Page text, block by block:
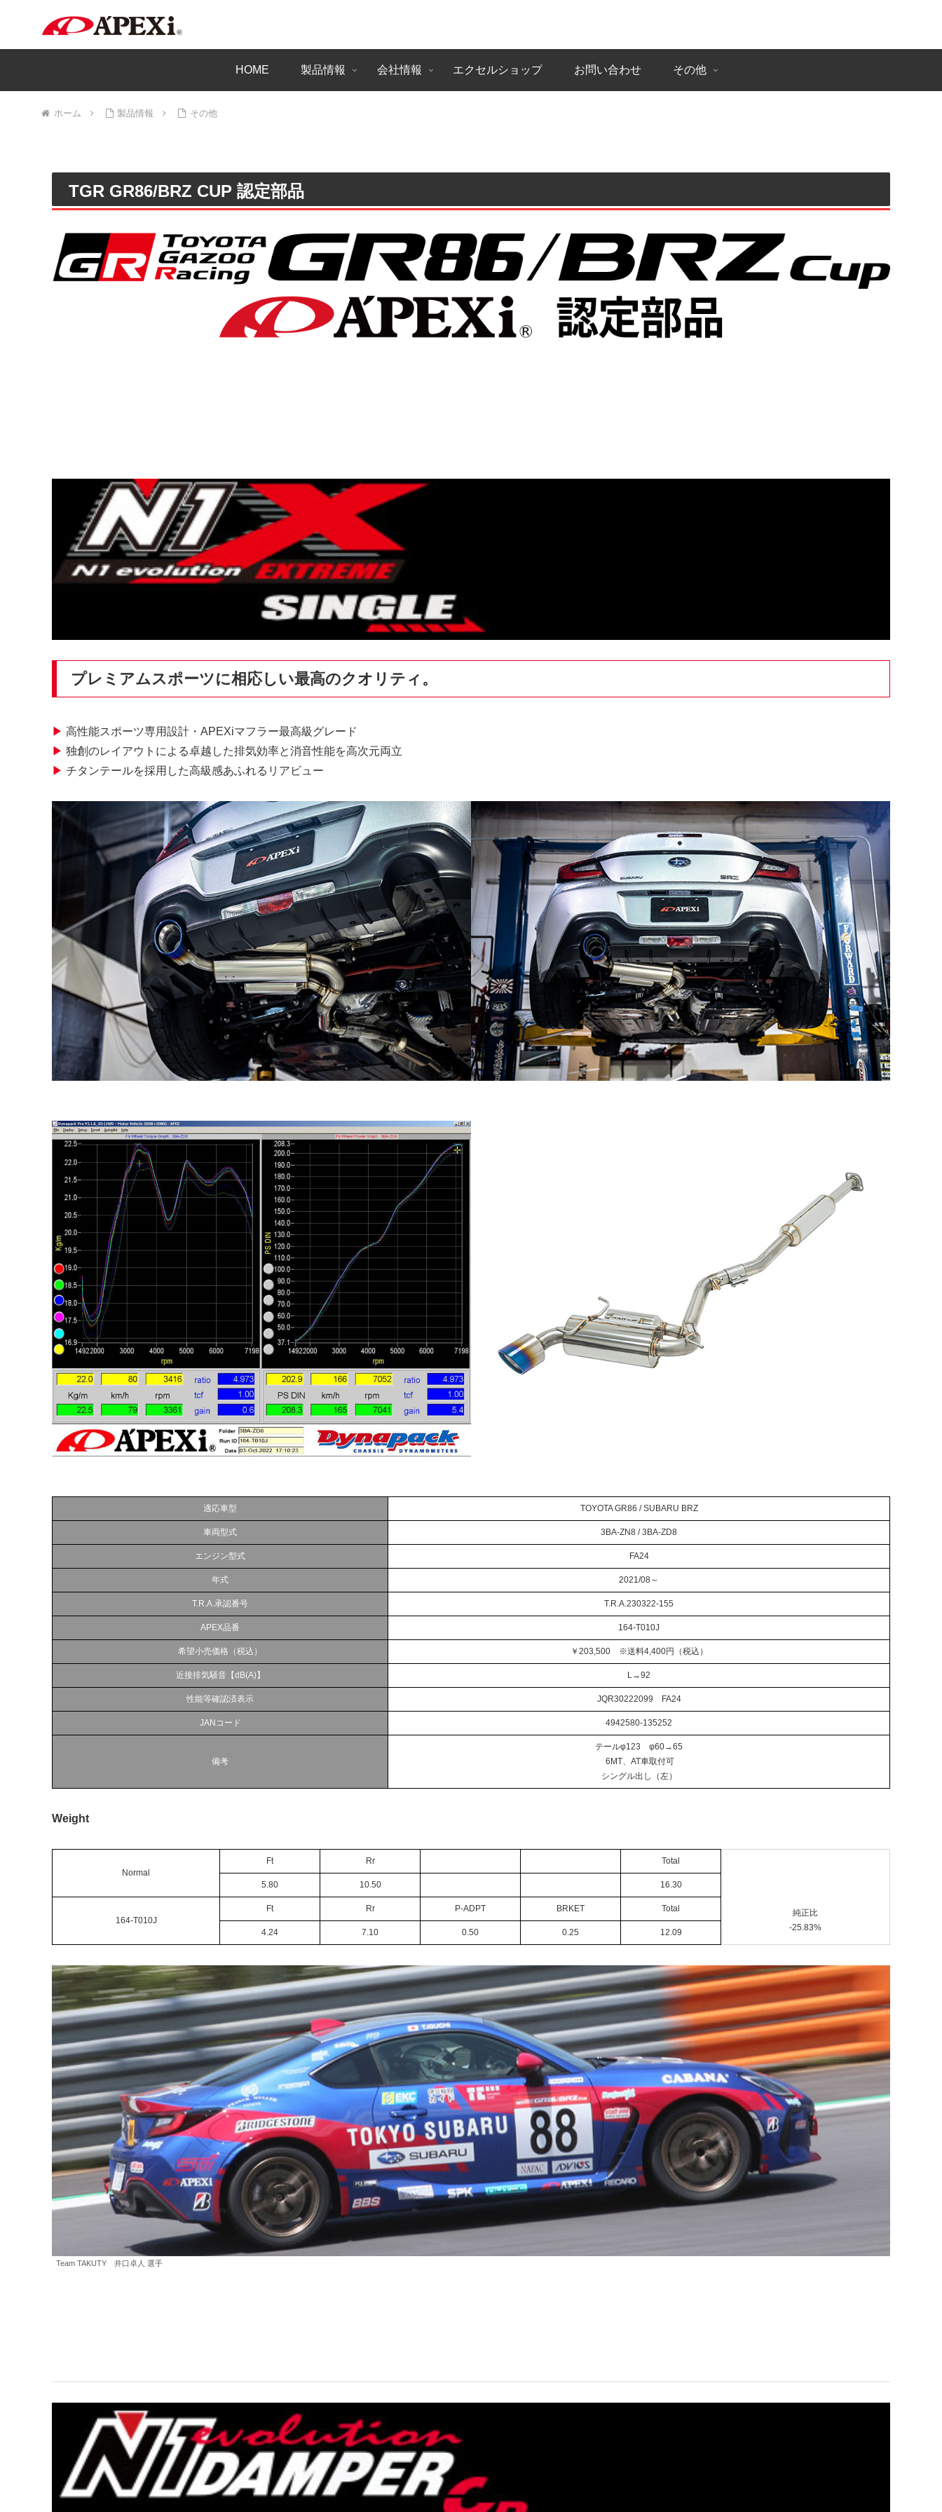
HOME 製品情報 会社情報 エクセルショップ お問い合わせ その他
ホーム 製品情報 その他
TGR GR86/BRZ CUP 認定部品
プレミアムスポーツに相応しい最高のクオリティ。
▶ 高性能スポーツ専用設計・APEXiマフラー最高級グレード
▶ 独創のレイアウトによる卓越した排気効率と消音性能を高次元両立
▶ チタンテールを採用した高級感あふれるリアビュー
適応車型 TOYOTA GR86 / SUBARU BRZ
車両型式 3BA-ZN8 / 3BA-ZD8
エンジン型式 FA24
年式 2021/08～
T.R.A.承認番号 T.R.A.230322-155
APEX品番 164-T010J
希望小売価格（税込） ￥203,500 ※送料4,400円（税込）
近接排気騒音【dB(A)】 L→92
性能等確認済表示 JQR30222099 FA24
JANコード 4942580-135252
備考
テールφ123 φ60→65
6MT、AT車取付可
シングル出し（左）
Weight
Normal
Ft Rr Total
5.80 10.50 16.30
164-T010J
Ft Rr P-ADPT BRKET Total
純正比
-25.83%
4.24 7.10 0.50 0.25 12.09
Team TAKUTY 井口卓人 選手